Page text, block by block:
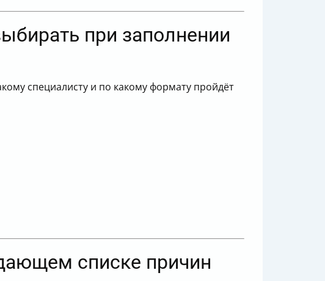
при заполнении
специалисту и по какому формату пройдёт
списке причин